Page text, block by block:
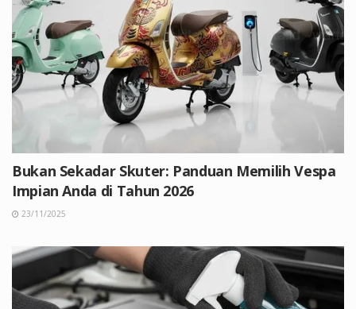
Bukan Sekadar Skuter: Panduan Memilih Vespa
Impian Anda di Tahun 2026
23/11/2025